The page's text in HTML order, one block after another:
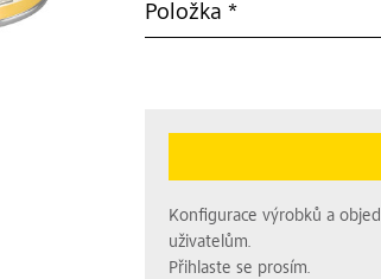
Položka *
Konfigurace výrobků a
uživatelům.
Přihlaste se prosím.